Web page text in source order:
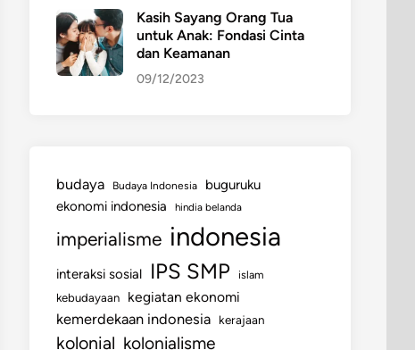
Kasih Sayang Orang Tua
untuk Anak: Fondasi Cinta
dan Keamanan
09/12/2023
budaya Budaya Indonesia
buguruku
ekonomi indonesia
hindia belanda
imperialisme indonesia
interaksi sosial IPS SMP
islam
kebudayaan
kegiatan ekonomi
kemerdekaan indonesia kerajaan
kolonial kolonialisme